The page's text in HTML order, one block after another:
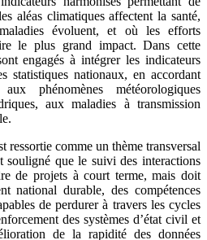
aléas climatiques affectent la santé,
évoluent, et où les efforts
le plus grand impact. Dans cette
engagés à intégrer les indicateurs
statistiques nationaux, en accordant
phénomènes météorologiques
aux maladies à transmission
ressortie comme un thème transversal
souligné que le suivi des interactions
de projets à court terme, mais doit
national durable, des compétences
de perdurer à travers les cycles
des systèmes d’état civil et
de la rapidité des données